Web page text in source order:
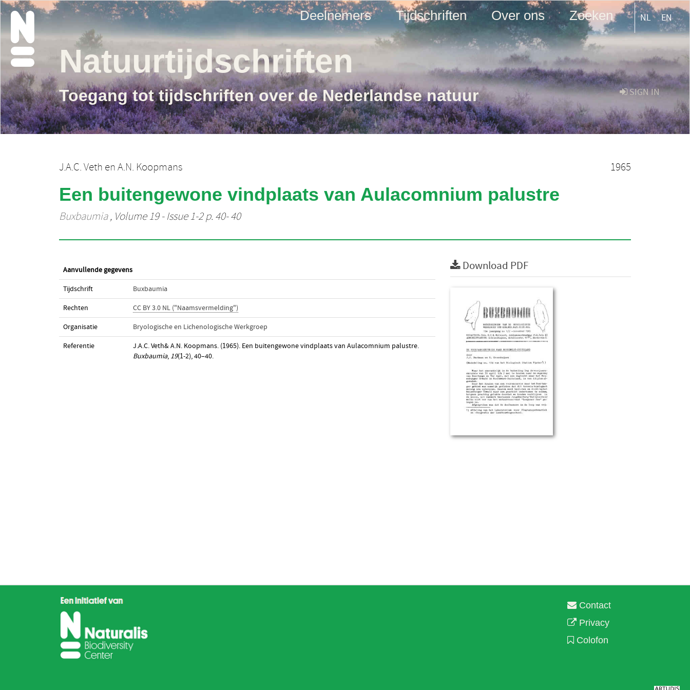
Deelnemers Tijdschriften Over ons Zoeken NL EN
SIGN IN
Natuurtijdschriften
Toegang tot tijdschriften over de Nederlandse natuur
J.A.C. Veth en A.N. Koopmans 1965
Een buitengewone vindplaats van Aulacomnium palustre
Buxbaumia, Volume 19 - Issue 1-2 p. 40- 40
Aanvullende gegevens
Tijdschrift Buxbaumia
Rechten CC BY 3.0 NL ("Naamsvermelding")
Organisatie Bryologische en Lichenologische Werkgroep
Referentie
J.A.C. Veth& A.N. Koopmans. (1965). Een buitengewone vindplaats van Aulacomnium palustre.
Buxbaumia, 19(1-2), 40–40.
Download PDF
Contact
Privacy
Colofon